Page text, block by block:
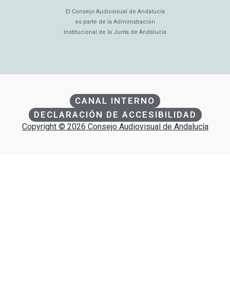
El Consejo Audiovisual de Andalucía
es parte de la Administración
Institucional de la Junta de Andalucía
CANAL INTERNO
DECLARACIÓN DE ACCESIBILIDAD
Copyright © 2026 Consejo Audiovisual de Andalucía